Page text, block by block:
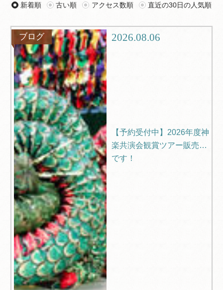
旅行記 ツアー
グルメ
ブログ
新着順 古い順 アクセス数順 直近の30日の人気順
ブログ 2026.08.06
【予約受付中】2026年度神
楽共演会観賞ツアー販売中
です！